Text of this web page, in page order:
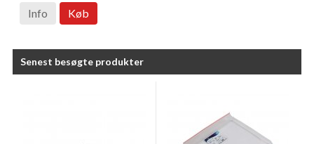
Info Køb
Senest besøgte produkter